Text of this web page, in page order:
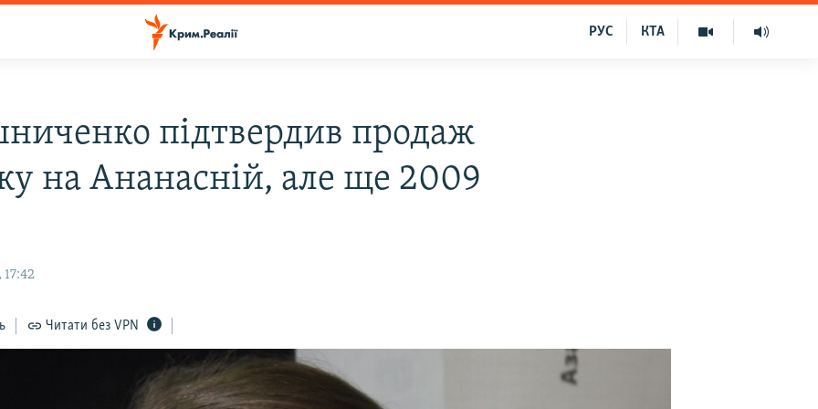
КТА
РУС
підтвердив продаж
на Ананасній, але ще 2009
17:42
Читати без VPN